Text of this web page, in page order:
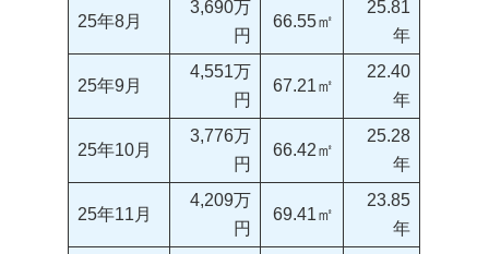
25年8月
3,690万
円
66.55㎡
25.81
年
25年9月
4,551万
円
67.21㎡
22.40
年
25年10月
3,776万
円
66.42㎡
25.28
年
25年11月
4,209万
円
69.41㎡
23.85
年